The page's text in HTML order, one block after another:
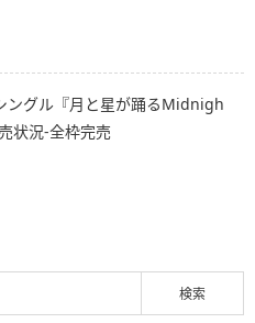
ングル『月と星が踊るMidnigh
状況-全枠完売